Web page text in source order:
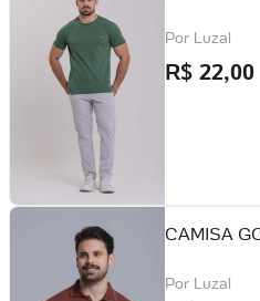
Por Luzal
R$ 22,00
CAMISA
Por Luzal